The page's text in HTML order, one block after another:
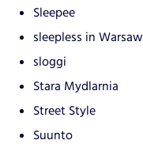
Sleepee
sleepless in Warsaw
sloggi
Stara Mydlarnia
Street Style
Suunto